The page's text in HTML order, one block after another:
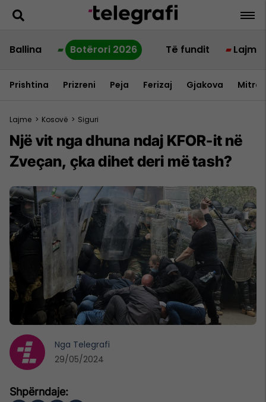
Ballina Botërori 2026 Të fundit Lajme
Prishtina Prizreni Peja Ferizaj Gjakova
Lajme > Kosovë > Siguri
Një vit nga dhuna ndaj KFOR-it në
Zveçan, çka dihet deri më tash?
Nga Telegrafi
29/05/2024